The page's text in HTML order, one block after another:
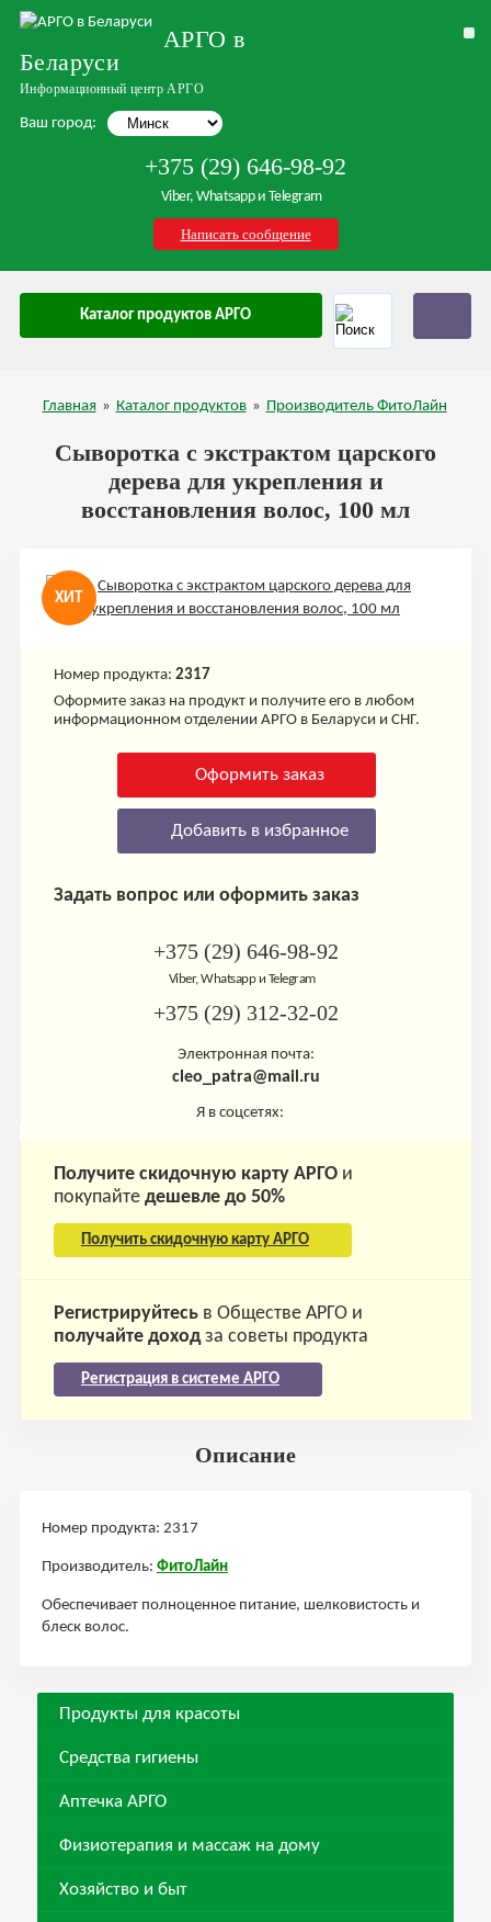
АРГО в
Беларуси
Информационный центр АРГО
Ваш город:
+375 (29) 646-98-92
Viber, Whatsapp и Telegram
Написать сообщение
Каталог продуктов АРГО
Главная » Каталог продуктов » Производитель ФитоЛайн
Сыворотка с экстрактом царского
дерева для укрепления и
восстановления волос, 100 мл
ХИТ
Номер продукта: 2317
Оформите заказ на продукт и получите его в любом
информационном отделении АРГО в Беларуси и СНГ.
Оформить заказ
Добавить в избранное
Задать вопрос или оформить заказ
+375 (29) 646-98-92
Viber, Whatsapp и Telegram
+375 (29) 312-32-02
Электронная почта:
cleo_patra@mail.ru
Я в соцсетях:
Получите скидочную карту АРГОи
покупайте дешевле до 50%
Получить скидочную карту АРГО
Регистрируйтесьв Обществе АРГО и
получайте доходза советы продукта
Регистрация в системе АРГО
Описание
Номер продукта: 2317
Производитель: ФитоЛайн
Обеспечивает полноценное питание, шелковистость и
блеск волос.
Продукты для красоты
Средства гигиены
Аптечка АРГО
Физиотерапия и массаж на дому
Хозяйство и быт